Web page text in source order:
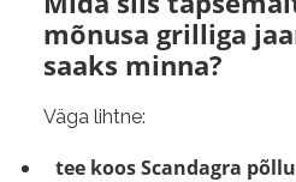
mõnusa grilliga
saaks minna?
Väga lihtne:
tee koos Scandagra